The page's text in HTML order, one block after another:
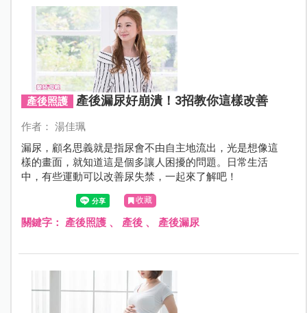
產後照護 產後漏尿好崩潰！3招教你這樣改善
作者： 湯佳珮
漏尿，顧名思義就是指尿會不由自主地流出，光是想像這
樣的畫面，就知道這是個多讓人困擾的問題。日常生活
中，有些運動可以改善尿失禁，一起來了解吧！
收藏
關鍵字： 產後照護、 產後、 產後漏尿